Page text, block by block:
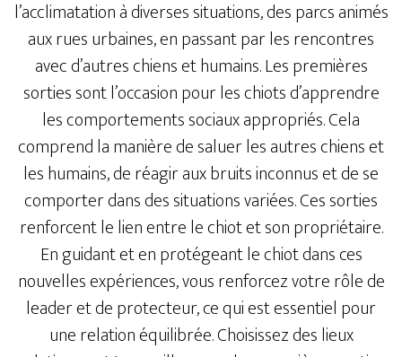
l’acclimatation à diverses situations, des parcs animés
aux rues urbaines, en passant par les rencontres
avec d’autres chiens et humains. Les premières
sorties sont l’occasion pour les chiots d’apprendre
les comportements sociaux appropriés. Cela
comprend la manière de saluer les autres chiens et
les humains, de réagir aux bruits inconnus et de se
comporter dans des situations variées. Ces sorties
renforcent le lien entre le chiot et son propriétaire.
En guidant et en protégeant le chiot dans ces
nouvelles expériences, vous renforcez votre rôle de
leader et de protecteur, ce qui est essentiel pour
une relation équilibrée. Choisissez des lieux